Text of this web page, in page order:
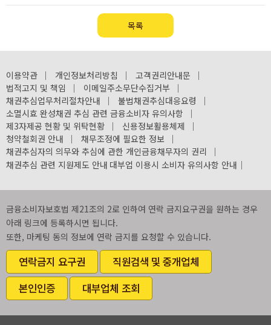
목록
이용약관 ｜ 개인정보처리방침 ｜ 고객권리안내문 ｜
법적고지 및 책임 ｜ 이메일주소무단수집거부 ｜
채권추심업무처리절차안내 ｜ 불법채권추심대응요령 ｜
소멸시효 완성채권 추심 관련 금융소비자 유의사항 ｜
제3자제공 현황 및 위탁현황 ｜ 신용정보활용체제 ｜
청약철회권 안내 ｜ 채무조정에 필요한 정보 ｜
채권추심자의 의무와 추심에 관한 개인금융채무자의 권리 ｜
채권추심 관련 지원제도 안내 대부업 이용시 소비자 유의사항 안내 ｜
금융소비자보호법 제21조의 2로 인하여 연락 금지요구권을 원하는 경우
아래 링크에 등록하시면 됩니다.
또한, 마케팅 동의 정보에 연락 금지를 요청할 수 있습니다.
연락금지 요구권
직원검색 및 중개업체
본인인증
대부업체 조회